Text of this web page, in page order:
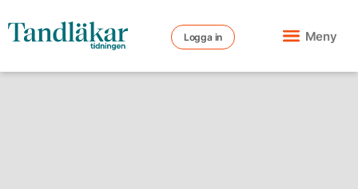
Logga in Meny